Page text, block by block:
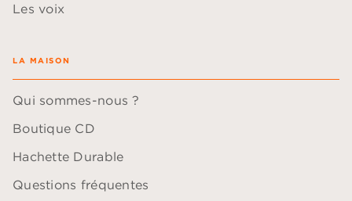
Les voix
LA MAISON
Qui sommes-nous ?
Boutique CD
Hachette Durable
Questions fréquentes